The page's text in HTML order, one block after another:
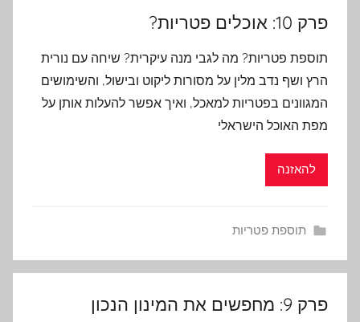
פרק 10: אוכלים פטריות?
תוספת פטריות? מה לגבי מנה עיקרית? שיחה עם נורית
הרץ ושף נדב מלין על מסורות ליקוט ובישול, והשימושים
המגוונים בפטריות למאכל, ואיך אפשר להעלות אותן על
מפת האוכל הישראלי
להאזנה
תוספת פטריות
פרק 9: מחפשים את המינון הנכון